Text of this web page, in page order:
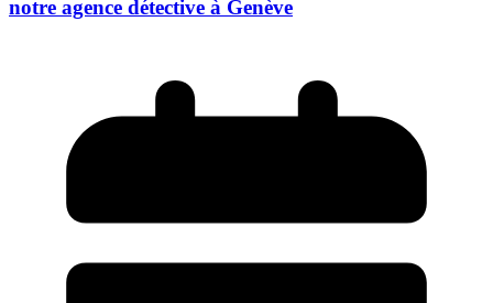
notre agence détective à Genève